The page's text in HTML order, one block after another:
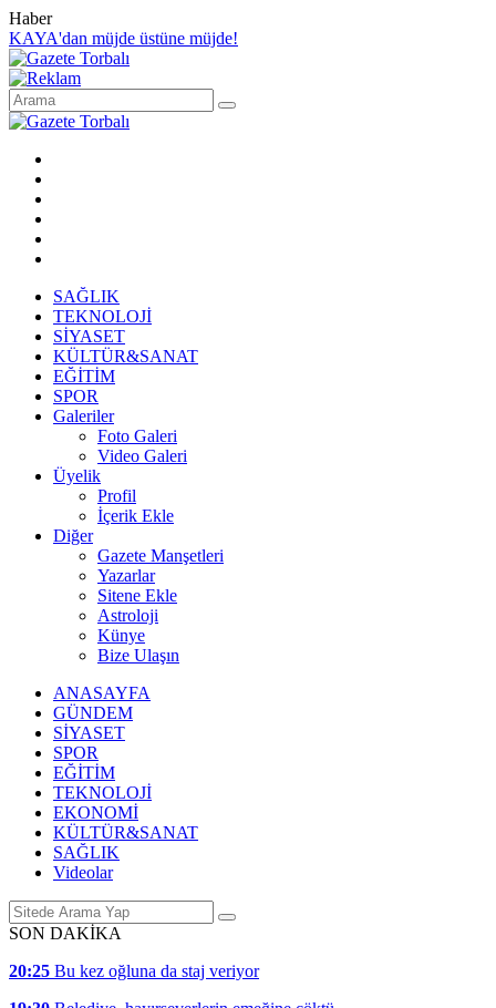
Haber
KAYA'dan müjde üstüne müjde!
SAĞLIK
TEKNOLOJİ
SİYASET
KÜLTÜR&SANAT
EĞİTİM
SPOR
Galeriler
Foto Galeri
Video Galeri
Üyelik
Profil
İçerik Ekle
Diğer
Gazete Manşetleri
Yazarlar
Sitene Ekle
Astroloji
Künye
Bize Ulaşın
ANASAYFA
GÜNDEM
SİYASET
SPOR
EĞİTİM
TEKNOLOJİ
EKONOMİ
KÜLTÜR&SANAT
SAĞLIK
Videolar
SON DAKİKA
20:25 Bu kez oğluna da staj veriyor